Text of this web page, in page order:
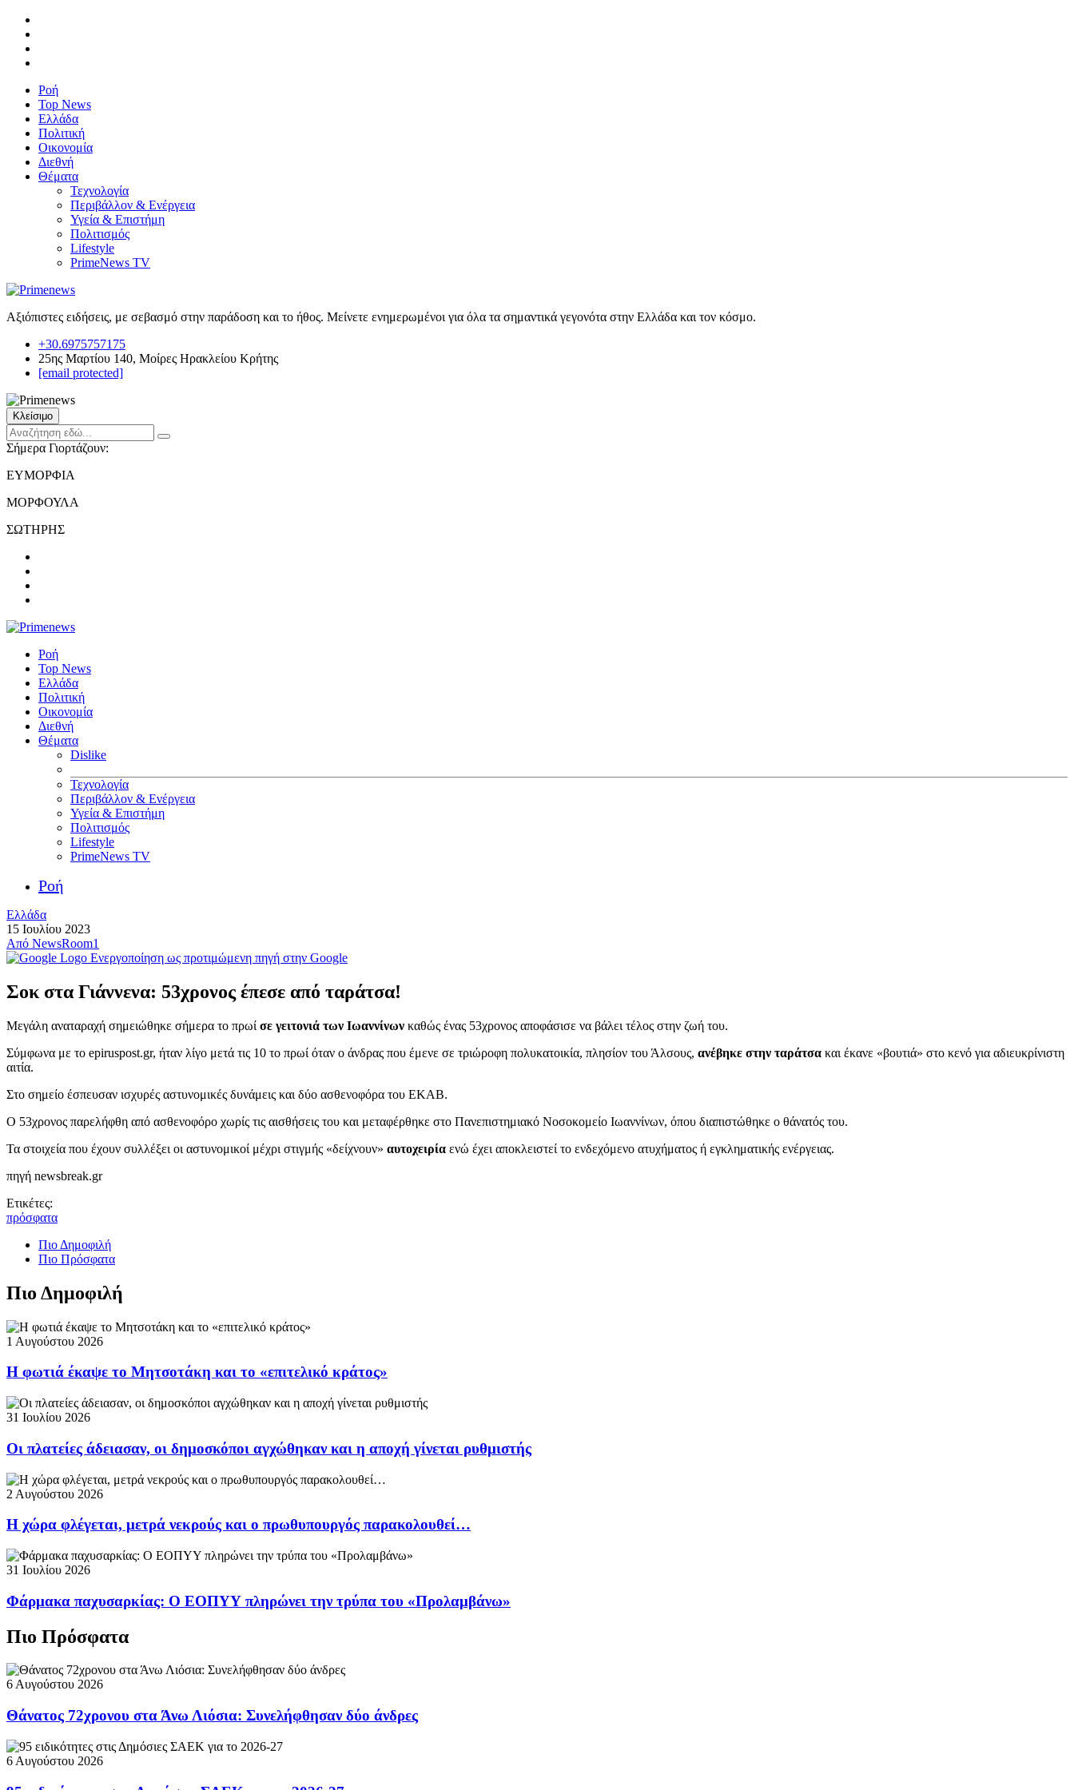
Ροή
Top News
Ελλάδα
Πολιτική
Οικονομία
Διεθνή
Θέματα
Τεχνολογία
Περιβάλλον & Ενέργεια
Υγεία & Επιστήμη
Πολιτισμός
Lifestyle
PrimeNews TV
Αξιόπιστες ειδήσεις, με σεβασμό στην παράδοση και το ήθος. Μείνετε ενημερωμένοι για όλα τα σημαντικά γεγονότα στην Ελλάδα και τον κόσμο.
+30.6975757175
25ης Μαρτίου 140, Μοίρες Ηρακλείου Κρήτης
[email protected]
Κλείσιμο
Σήμερα Γιορτάζουν:
ΕΥΜΟΡΦΙΑ
ΜΟΡΦΟΥΛΑ
ΣΩΤΗΡΗΣ
Ροή
Top News
Ελλάδα
Πολιτική
Οικονομία
Διεθνή
Θέματα
Dislike
Τεχνολογία
Περιβάλλον & Ενέργεια
Υγεία & Επιστήμη
Πολιτισμός
Lifestyle
PrimeNews TV
Ροή
Ελλάδα
15 Ιουλίου 2023
Από NewsRoom1
Ενεργοποίηση ως προτιμώμενη πηγή στην Google
Σοκ στα Γιάννενα: 53χρονος έπεσε από ταράτσα!
Μεγάλη αναταραχή σημειώθηκε σήμερα το πρωί σε γειτονιά των Ιωαννίνων καθώς ένας 53χρονος αποφάσισε να βάλει τέλος στην ζωή του.
Σύμφωνα με το epiruspost.gr, ήταν λίγο μετά τις 10 το πρωί όταν ο άνδρας που έμενε σε τριώροφη πολυκατοικία, πλησίον του Άλσους, ανέβηκε στην ταράτσα και έκανε «βουτιά» στο κενό για αδιευκρίνιστη
αιτία.
Στο σημείο έσπευσαν ισχυρές αστυνομικές δυνάμεις και δύο ασθενοφόρα του ΕΚΑΒ.
Ο 53χρονος παρελήφθη από ασθενοφόρο χωρίς τις αισθήσεις του και μεταφέρθηκε στο Πανεπιστημιακό Νοσοκομείο Ιωαννίνων, όπου διαπιστώθηκε ο θάνατός του.
Τα στοιχεία που έχουν συλλέξει οι αστυνομικοί μέχρι στιγμής «δείχνουν» αυτοχειρία ενώ έχει αποκλειστεί το ενδεχόμενο ατυχήματος ή εγκληματικής ενέργειας.
πηγή newsbreak.gr
Ετικέτες:
πρόσφατα
Πιο Δημοφιλή
Πιο Πρόσφατα
Πιο Δημοφιλή
1 Αυγούστου 2026
Η φωτιά έκαψε το Μητσοτάκη και το «επιτελικό κράτος»
31 Ιουλίου 2026
Οι πλατείες άδειασαν, οι δημοσκόποι αγχώθηκαν και η αποχή γίνεται ρυθμιστής
2 Αυγούστου 2026
Η χώρα φλέγεται, μετρά νεκρούς και ο πρωθυπουργός παρακολουθεί…
31 Ιουλίου 2026
Φάρμακα παχυσαρκίας: Ο ΕΟΠΥΥ πληρώνει την τρύπα του «Προλαμβάνω»
Πιο Πρόσφατα
6 Αυγούστου 2026
Θάνατος 72χρονου στα Άνω Λιόσια: Συνελήφθησαν δύο άνδρες
6 Αυγούστου 2026